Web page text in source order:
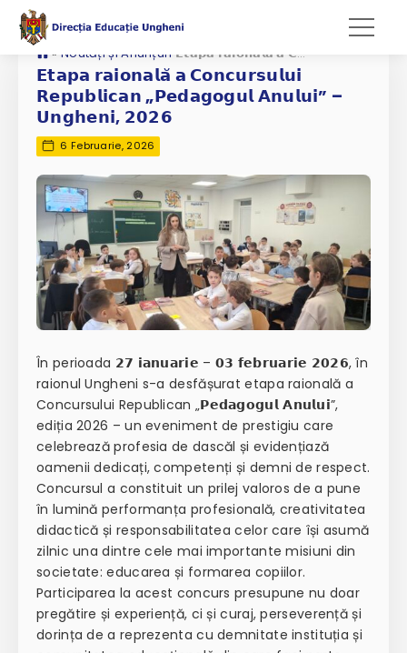
» Noutăți și Anunțuri 𝗘𝘁𝗮𝗽𝗮 𝗿𝗮𝗶𝗼𝗻𝗮𝗹𝗮̆ 𝗮 𝗖𝗼𝗻𝗰𝘂𝗿𝘀𝘂𝗹𝘂𝗶 𝗥𝗲𝗽𝘂𝗯𝗹𝗶𝗰𝗮𝗻 „𝗣𝗲𝗱𝗮𝗴𝗼𝗴𝘂𝗹 𝗔𝗻𝘂𝗹𝘂𝗶” – 𝗨𝗻𝗴𝗵𝗲𝗻𝗶, 𝟮𝟬𝟮𝟲
𝗘𝘁𝗮𝗽𝗮 𝗿𝗮𝗶𝗼𝗻𝗮𝗹𝗮̆ 𝗮 𝗖𝗼𝗻𝗰𝘂𝗿𝘀𝘂𝗹𝘂𝗶
𝗥𝗲𝗽𝘂𝗯𝗹𝗶𝗰𝗮𝗻 „𝗣𝗲𝗱𝗮𝗴𝗼𝗴𝘂𝗹 𝗔𝗻𝘂𝗹𝘂𝗶” –
𝗨𝗻𝗴𝗵𝗲𝗻𝗶, 𝟮𝟬𝟮𝟲
6 Februarie, 2026
În perioada 𝟮𝟳 𝗶𝗮𝗻𝘂𝗮𝗿𝗶𝗲 – 𝟬𝟯 𝗳𝗲𝗯𝗿𝘂𝗮𝗿𝗶𝗲 𝟮𝟬𝟮𝟲, în
raionul Ungheni s-a desfășurat etapa raională a
Concursului Republican „𝗣𝗲𝗱𝗮𝗴𝗼𝗴𝘂𝗹 𝗔𝗻𝘂𝗹𝘂𝗶”,
ediția 2026 – un eveniment de prestigiu care
celebrează profesia de dascăl și evidențiază
oamenii dedicați, competenți și demni de respect.
Concursul a constituit un prilej valoros de a pune
în lumină performanța profesională, creativitatea
didactică și responsabilitatea celor care își asumă
zilnic una dintre cele mai importante misiuni din
societate: educarea și formarea copiilor.
Participarea la acest concurs presupune nu doar
pregătire și experiență, ci și curaj, perseverență și
dorința de a reprezenta cu demnitate instituția și